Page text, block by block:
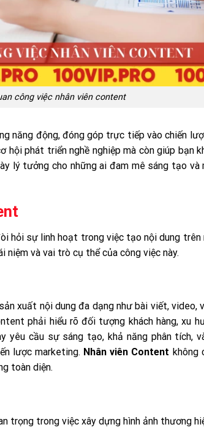
công việc nhân viên content
năng động, đóng góp trực tiếp vào chiến
hội phát triển nghề nghiệp mà còn giúp bạn
lý tưởng cho những ai đam mê sáng tạo và
hỏi sự linh hoạt trong việc tạo nội dung trên
niệm và vai trò cụ thể của công việc này.
xuất nội dung đa dạng như bài viết, video,
phải hiểu rõ đối tượng khách hàng, xu
yêu cầu sự sáng tạo, khả năng phân tích,
lược marketing. Nhân viên Content không
toàn diện.
trọng trong việc xây dựng hình ảnh thương